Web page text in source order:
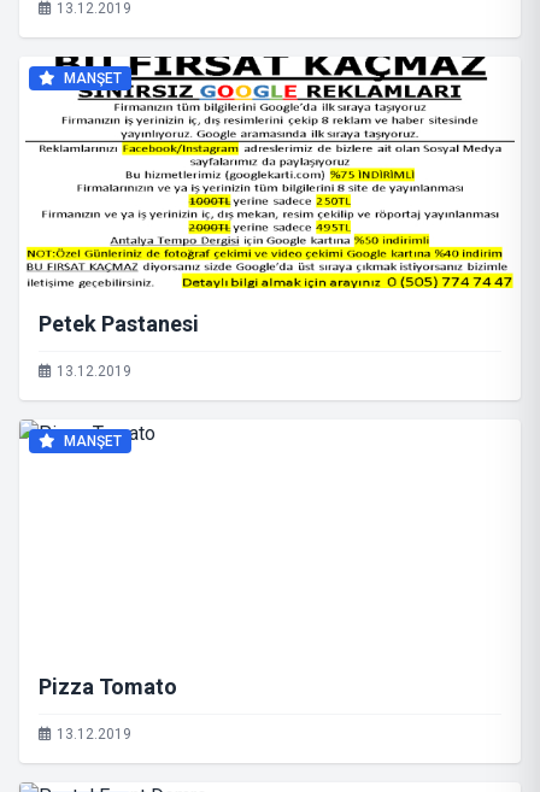
13.12.2019
MANŞET
Petek Pastanesi
13.12.2019
MANŞET
Pizza Tomato
13.12.2019